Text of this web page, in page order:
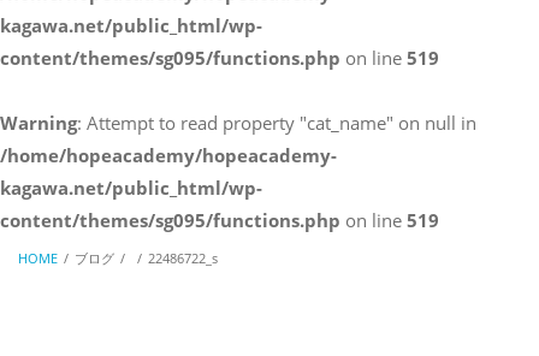
kagawa.net/public_html/wp-
content/themes/sg095/functions.php on line 519
Warning: Attempt to read property "cat_name" on null in
/home/hopeacademy/hopeacademy-
kagawa.net/public_html/wp-
content/themes/sg095/functions.php on line 519
HOME ブログ 22486722_s